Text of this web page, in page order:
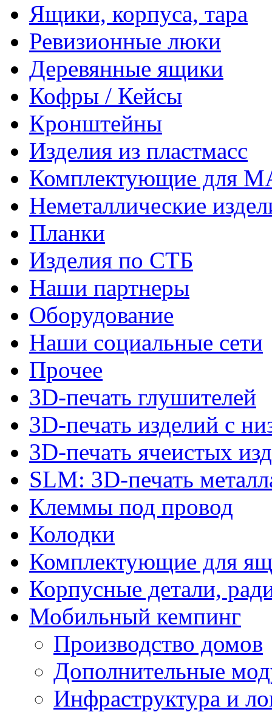
Ящики, корпуса, тара
Ревизионные люки
Деревянные ящики
Кофры / Кейсы
Кронштейны
Изделия из пластмасс
Комплектующие для
Неметаллические
Планки
Изделия по СТБ
Наши партнеры
Оборудование
Наши социальные сети
Прочее
3D-печать глушителей
3D-печать изделий с
3D-печать ячеистых
SLM: 3D-печать
Клеммы под провод
Колодки
Комплектующие для
Корпусные детали,
Мобильный кемпинг
Производство домов
Дополнительные
Инфраструктура и